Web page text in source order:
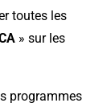
toutes les
» sur les
programmes